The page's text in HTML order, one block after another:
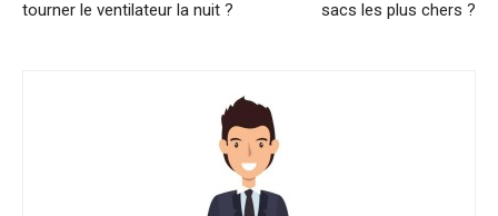
tourner le ventilateur la nuit ? sacs les plus chers ?